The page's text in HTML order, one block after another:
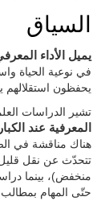
السياق
يميل الأداء
في نوعية الحياة
يحفظون استقلالهم
تشير الدراسات
المعرفية عند الكبار
هناك مناقشة في
تتحدّث عن نقل
منخفض)، بينما
حتّى المهام